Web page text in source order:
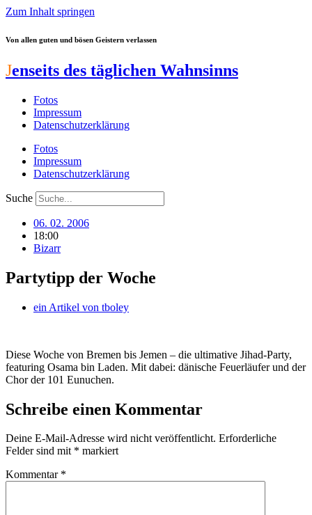
Zum Inhalt springen
Von allen guten und bösen Geistern verlassen
Jenseits des täglichen Wahnsinns
Fotos
Impressum
Datenschutzerklärung
Fotos
Impressum
Datenschutzerklärung
Suche
06. 02. 2006
18:00
Bizarr
Partytipp der Woche
ein Artikel von tboley
Diese Woche von Bremen bis Jemen – die ultimative Jihad-Party,
featuring Osama bin Laden. Mit dabei: dänische Feuerläufer und der
Chor der 101 Eunuchen.
Schreibe einen Kommentar
Deine E-Mail-Adresse wird nicht veröffentlicht. Erforderliche
Felder sind mit * markiert
Kommentar *